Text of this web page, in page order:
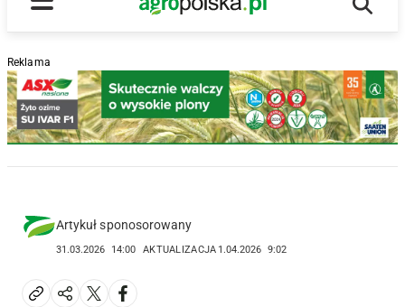
Menu
Reklama
Artykuł sponosorowany
31.03.2026 14:00 AKTUALIZACJA 1.04.2026 9:02